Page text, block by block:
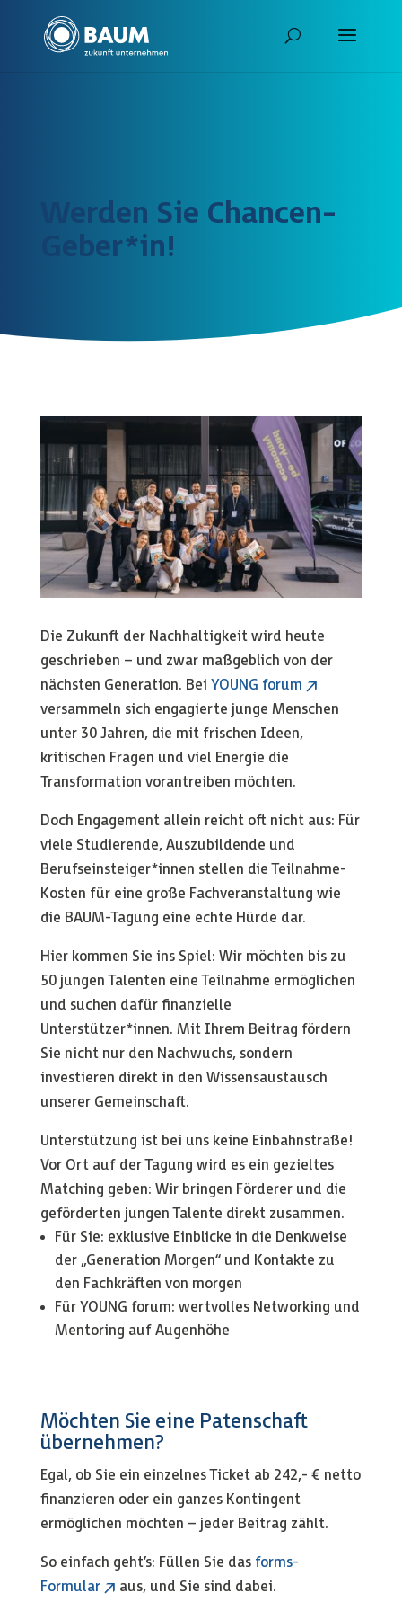
Werden Sie Chancen-
Geber*in!
Die Zukunft der Nachhaltigkeit wird heute
geschrieben – und zwar maßgeblich von der
nächsten Generation. Bei YOUNG forum
versammeln sich engagierte junge Menschen
unter 30 Jahren, die mit frischen Ideen,
kritischen Fragen und viel Energie die
Transformation vorantreiben möchten.
Doch Engagement allein reicht oft nicht aus: Für
viele Studierende, Auszubildende und
Berufseinsteiger*innen stellen die Teilnahme-
Kosten für eine große Fachveranstaltung wie
die BAUM-Tagung eine echte Hürde dar.
Hier kommen Sie ins Spiel: Wir möchten bis zu
50 jungen Talenten eine Teilnahme ermöglichen
und suchen dafür finanzielle
Unterstützer*innen. Mit Ihrem Beitrag fördern
Sie nicht nur den Nachwuchs, sondern
investieren direkt in den Wissensaustausch
unserer Gemeinschaft.
Unterstützung ist bei uns keine Einbahnstraße!
Vor Ort auf der Tagung wird es ein gezieltes
Matching geben: Wir bringen Förderer und die
geförderten jungen Talente direkt zusammen.
Für Sie: exklusive Einblicke in die Denkweise
der „Generation Morgen“ und Kontakte zu
den Fachkräften von morgen
Für YOUNG forum: wertvolles Networking und
Mentoring auf Augenhöhe
Möchten Sie eine Patenschaft
übernehmen?
Egal, ob Sie ein einzelnes Ticket ab 242,- € netto
finanzieren oder ein ganzes Kontingent
ermöglichen möchten – jeder Beitrag zählt.
So einfach geht’s: Füllen Sie das forms-
Formular
aus, und Sie sind dabei.